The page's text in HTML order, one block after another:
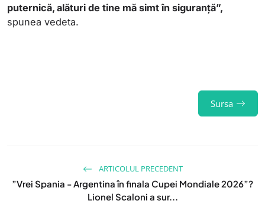
puternică, alături de tine mă simt în siguranță”,
spunea vedeta.
Sursa
ARTICOLUL PRECEDENT
”Vrei Spania - Argentina în finala Cupei Mondiale 2026”?
Lionel Scaloni a sur...